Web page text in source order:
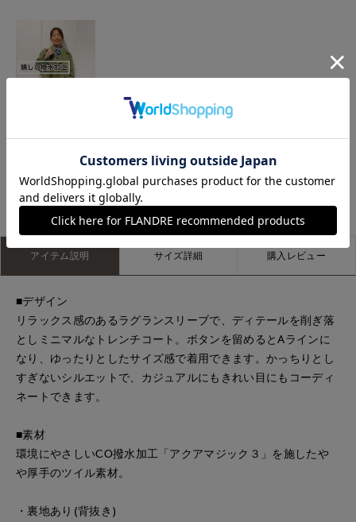
イネド三井アウトレットパーク多摩南大沢店
153
cm
アイテム説明 サイズ詳細 購入レビュー
■デザイン
リラックス感のあるラグランスリーブで、ディテールを削ぎ落
としミニマルなトレンチコート。ボタンを留めるとAラインに
なり、ゆったりとしたサイズ感で着用できます。かっちりとし
すぎないシルエットで、カジュアルにもきれい目にもコーディ
ネートできます。
■素材
環境にやさしいCO撥水加工「アクアマジック３」を施したや
や厚手のツイル素材。
・裏地あり(背抜き)